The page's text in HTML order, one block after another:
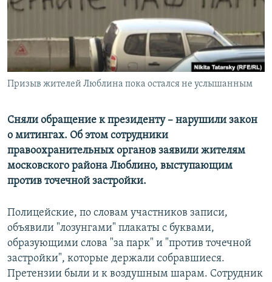
СОЦИАЛЬНЫЕ СЕТИ
Призыв жителей Люблина пока остался не услышанным
Сняли обращение к президенту – нарушили закон
о митингах. Об этом сотрудники
правоохранительных органов заявили жителям
московского района Люблино, выступающим
против точечной застройки.
Полицейские, по словам участников записи,
объявили "лозунгами" плакаты с буквами,
образующими слова "за парк" и "против точечной
застройки", которые держали собравшиеся.
Претензии были и к воздушным шарам. Сотрудник